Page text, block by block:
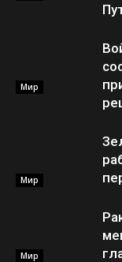
Мир
Мир
Мир